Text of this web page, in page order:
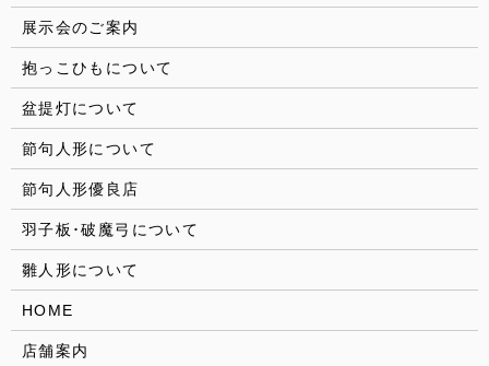
展示会のご案内
抱っこひもについて
盆提灯について
節句人形について
節句人形優良店
羽子板･破魔弓について
雛人形について
HOME
店舗案内